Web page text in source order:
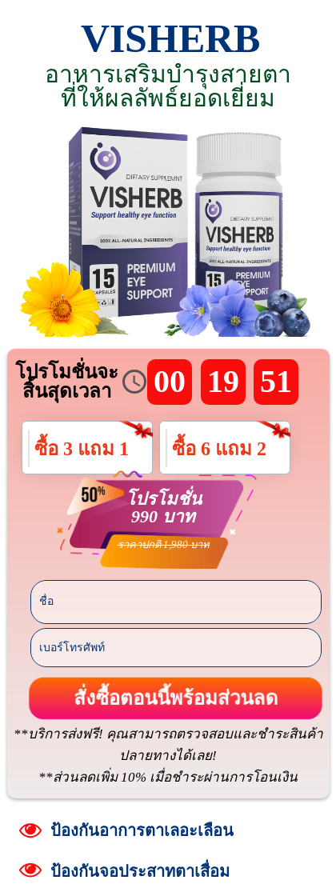
VISHERB
อาหารเสริมบำรุงสายตา
ที่ให้ผลลัพธ์ยอดเยี่ยม
ป้องกันจอประสาทตาเสื่อม
ป้องกันอาการตาเลอะเลือน
00 19 50
โปรโมชั่นจะ
สิ้นสุดเวลา
**บริการส่งฟรี! คุณสามารถตรวจสอบและชำระสินค้า
ปลายทางได้เลย!
**ส่วนลดเพิ่ม 10% เมื่อชำระผ่านการโอนเงิน
ซื้อ 3 แถม 1 ซื้อ 6 แถม 2
โปรโมชั่น
990 บาท
ราคาปกติ 1,980 บาท
สั่งซื้อตอนนี้พร้อมส่วนลด